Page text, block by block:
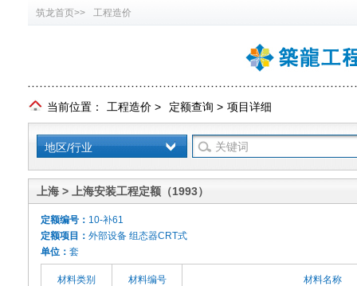
筑龙首页>> 工程造价
当前位置： 工程造价 > 定额查询 > 项目详细
地区/行业
上海 > 上海安装工程定额（1993）
定额编号： 10-补61
定额项目： 外部设备 组态器CRT式
单位： 套
材料类别 材料编号 材料名称